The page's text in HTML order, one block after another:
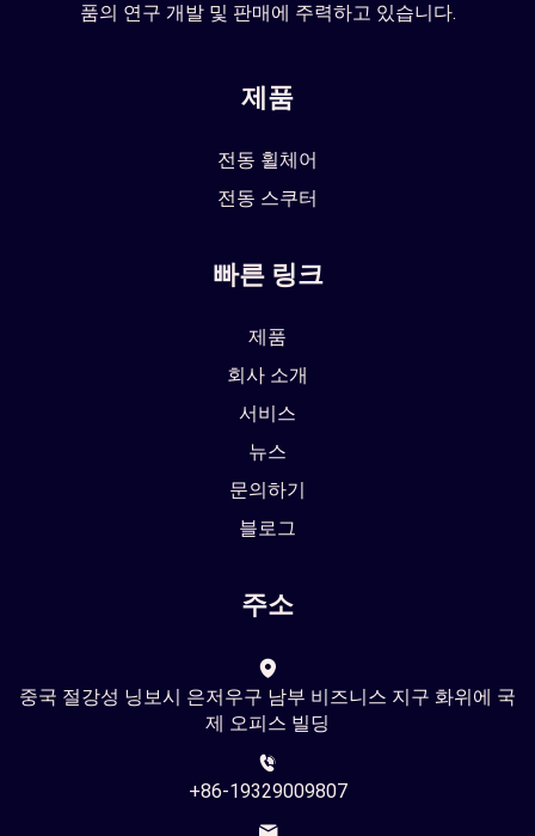
품의 연구 개발 및 판매에 주력하고 있습니다.
제품
전동 휠체어
전동 스쿠터
빠른 링크
제품
회사 소개
서비스
뉴스
문의하기
블로그
주소
중국 절강성 닝보시 은저우구 남부 비즈니스 지구 화위에 국
제 오피스 빌딩
+86-19329009807